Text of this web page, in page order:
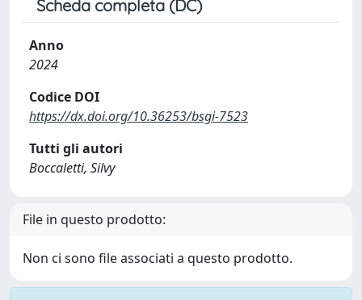
Scheda completa (DC)
Anno
2024
Codice DOI
https://dx.doi.org/10.36253/bsgi-7523
Tutti gli autori
Boccaletti, Silvy
File in questo prodotto:
Non ci sono file associati a questo prodotto.